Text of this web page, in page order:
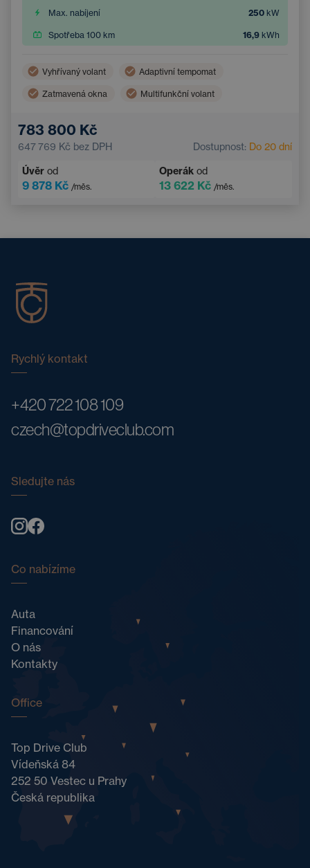
Max. nabíjení 250 kW
Spotřeba 100 km 16,9 kWh
Vyhřívaný volant Adaptivní tempomat
Zatmavená okna Multifunkční volant
Elektrické ovládání kufru
783 800 Kč
647 769 Kč bez DPH Dostupnost: Do 20 dní
Úvěr od
9 878 Kč /měs.
Operák od
13 622 Kč /měs.
Rychlý kontakt
+420 722 108 109
czech@topdriveclub.com
Sledujte nás
Co nabízíme
Auta
Financování
O nás
Kontakty
Office
Top Drive Club
Vídeňská 84
252 50 Vestec u Prahy
Česká republika